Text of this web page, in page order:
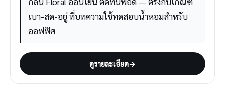
เบา-สด-อยู่ ที่บทความใช้ทดสอบน้ำหอมสำหรับ
ออฟฟิศ
ดูรายละเอียด→